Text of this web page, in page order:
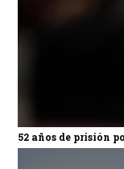
52 años de prisión